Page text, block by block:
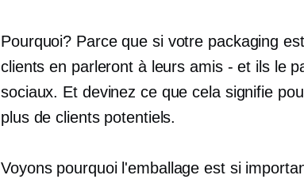
Pourquoi? Parce que si votre packaging
clients en parleront à leurs amis - et ils le
sociaux. Et devinez ce que cela signifie
plus de clients potentiels.
Voyons pourquoi l'emballage est si